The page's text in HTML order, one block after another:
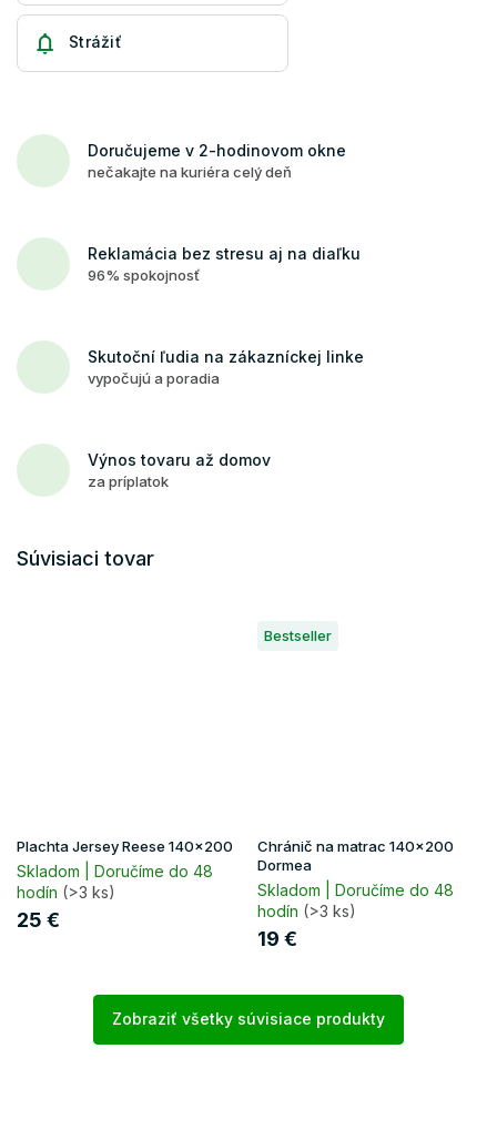
Strážiť
Doručujeme v 2-hodinovom okne
nečakajte na kuriéra celý deň
Reklamácia bez stresu aj na diaľku
96% spokojnosť
Skutoční ľudia na zákazníckej linke
vypočujú a poradia
Výnos tovaru až domov
za príplatok
Súvisiaci tovar
Plachta Jersey Reese 140x200
Skladom | Doručíme do 48
hodín (>3 ks)
25 €
Bestseller
Chránič na matrac 140x200
Dormea
Skladom | Doručíme do 48
hodín (>3 ks)
19 €
Zobraziť všetky súvisiace produkty